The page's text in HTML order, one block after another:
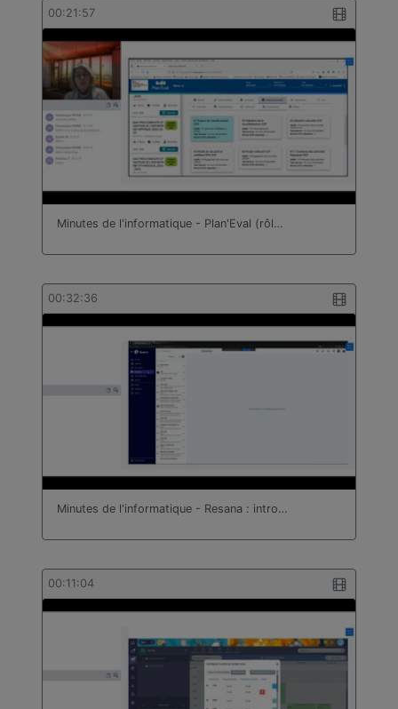
00:21:57
Minutes de l'informatique - Plan'Eval (rôl…
00:32:36
Minutes de l'informatique - Resana : intro…
00:11:04